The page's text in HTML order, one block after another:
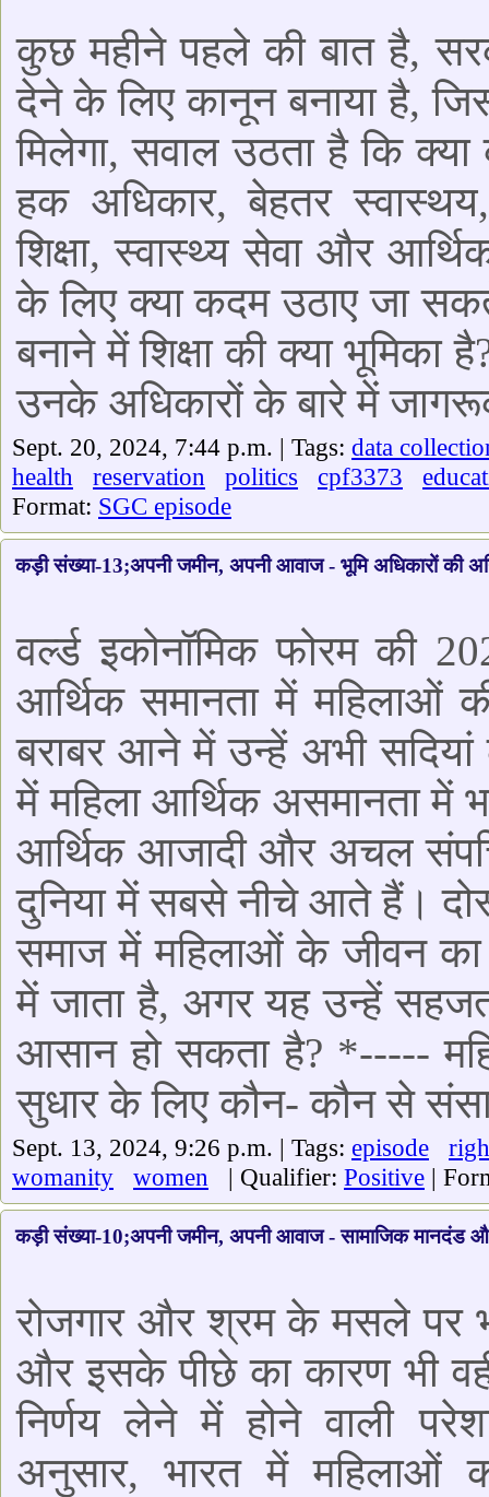
कुछ महीने पहले की बात है,
देने के लिए कानून बनाया है,
मिलेगा, सवाल उठता है कि
हक अधिकार, बेहतर
शिक्षा, स्वास्थ्य सेवा और
के लिए क्या कदम उठाए जा
बनाने में शिक्षा की क्या
उनके अधिकारों के बारे में
Sept. 20, 2024, 7:44 p.m. | Tags: data
health
reservation politics cpf3373
Format: SGC episode
कड़ी संख्या-13;अपनी जमीन, अपनी आवाज - भूमि अधिकारों की
वर्ल्ड इकोनॉमिक फोरम की
आर्थिक समानता में महिलाओं
बराबर आने में उन्हें अभी
में महिला आर्थिक असमानता में
आर्थिक आजादी और अचल
दुनिया में सबसे नीचे आते हैं।
समाज में महिलाओं के जीवन का
में जाता है, अगर यह उन्हें
आसान हो सकता है? *-----
सुधार के लिए कौन- कौन से
Sept. 13, 2024, 9:26 p.m. | Tags: episode
womanity
women | Qualifier: Positive |
कड़ी संख्या-10;अपनी जमीन, अपनी आवाज - सामाजिक मानदंड
रोजगार और श्रम के मसले पर
और इसके पीछे का कारण भी
निर्णय लेने में होने वाली
अनुसार, भारत में महिलाओं